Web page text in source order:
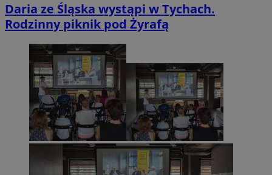
Daria ze Śląska wystąpi w Tychach.
Rodzinny piknik pod Żyrafą